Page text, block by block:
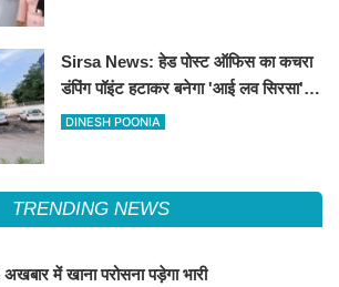
Sirsa News: हेड पोस्ट ऑफिस का कचरा
डंपिंग पॉइंट हटाकर बनेगा 'आई लव सिरसा'
सेल्फी पॉइंट
DINESH POONIA
TRENDING NEWS
में खाना परोसना पड़ेगा भारी